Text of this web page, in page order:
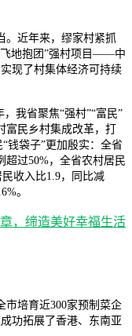
。近年来，缪家村紧抓
飞地抱团”强村项目——中
现了村集体经济可持续
我省聚焦“强村”“富民”
民乡村集成改革，打
钱袋子”更加殷实：全省
超过50%，全省农村居民
收入比1.9，同比减
。
市培育近300家预制菜企
功拓展了香港、东南亚